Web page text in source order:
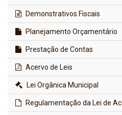
Demonstrativos Fiscais
Planejamento Orçamentário
Prestação de Contas
Acervo de Leis
Lei Orgânica Municipal
Regulamentação da Lei de